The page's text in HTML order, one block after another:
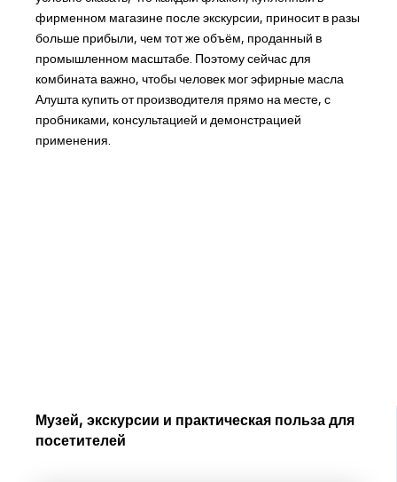
фирменном магазине после экскурсии, приносит в разы
больше прибыли, чем тот же объём, проданный в
промышленном масштабе. Поэтому сейчас для
комбината важно, чтобы человек мог эфирные масла
Алушта купить от производителя прямо на месте, с
пробниками, консультацией и демонстрацией
применения.
Музей, экскурсии и практическая польза для
посетителей